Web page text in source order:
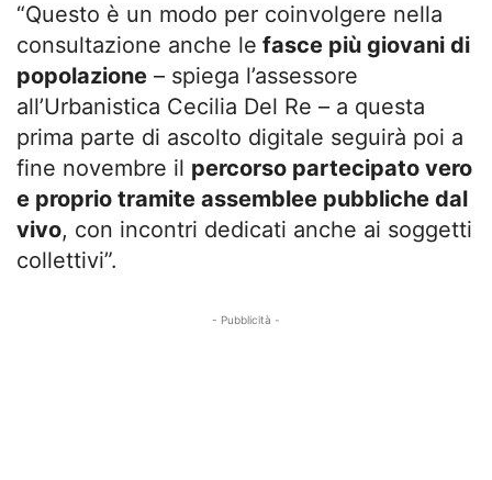
“Questo è un modo per coinvolgere nella
consultazione anche le fasce più giovani di
popolazione – spiega l’assessore
all’Urbanistica Cecilia Del Re – a questa
prima parte di ascolto digitale seguirà poi a
fine novembre il percorso partecipato vero
e proprio tramite assemblee pubbliche dal
vivo, con incontri dedicati anche ai soggetti
collettivi”.
- Pubblicità -